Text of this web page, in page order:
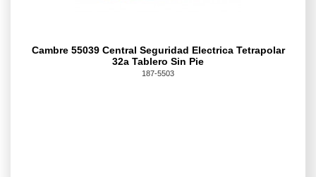
Cambre 55039 Central Seguridad Electrica Tetrapolar
32a Tablero Sin Pie
187-5503